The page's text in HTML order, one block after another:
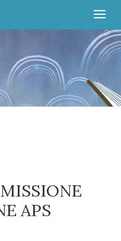
APS